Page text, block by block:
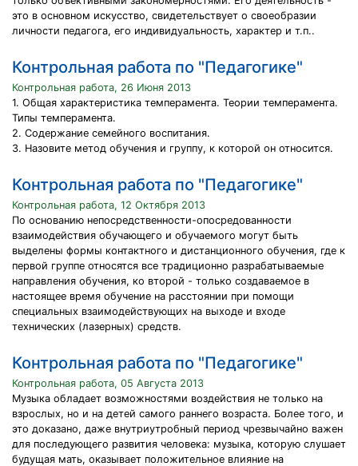
это в основном искусство, свидетельствует о своеобразии
личности педагога, его индивидуальность, характер и т.п..
Контрольная работа по "Педагогике"
Контрольная работа, 26 Июня 2013
1. Общая характеристика темперамента. Теории темперамента.
Типы темперамента.
2. Содержание семейного воспитания.
3. Назовите метод обучения и группу, к которой он относится.
Контрольная работа по "Педагогике"
Контрольная работа, 12 Октября 2013
По основанию непосредственности-опосредованности
взаимодействия обучающего и обучаемого могут быть
выделены формы контактного и дистанционного обучения, где к
первой группе относятся все традиционно разрабатываемые
направления обучения, ко второй - только создаваемое в
настоящее время обучение на расстоянии при помощи
специальных взаимодействующих на выходе и входе
технических (лазерных) средств.
Контрольная работа по "Педагогике"
Контрольная работа, 05 Августа 2013
Музыка обладает возможностями воздействия не только на
взрослых, но и на детей самого раннего возраста. Более того, и
это доказано, даже внутриутробный период чрезвычайно важен
для последующего развития человека: музыка, которую слушает
будущая мать, оказывает положительное влияние на